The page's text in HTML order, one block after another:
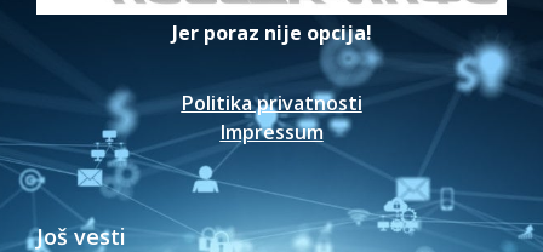
Jer poraz nije opcija!
Politika privatnosti
Impressum
Još vesti